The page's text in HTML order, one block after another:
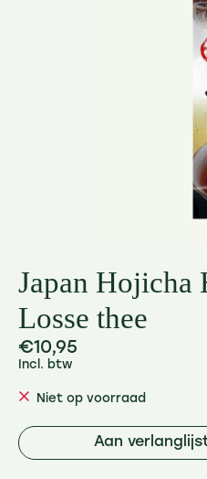
Japan Hojicha
Losse thee
€10,95
Incl. btw
Niet op voorraad
Aan